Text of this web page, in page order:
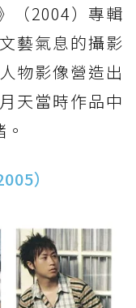
（2004）專輯
藝氣息的攝影
物影像營造出
天當時作品中
）